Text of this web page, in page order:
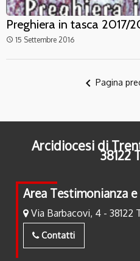
Preghiera in tasca 2017/
access_time 15 Settembre 2016
navigate_before Pagina
Arcidiocesi di
38122
Area Testimonianza
Via Barbacovi, 4 - 38122
Contatti